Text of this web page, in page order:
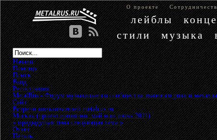
О проекте
лейблы
стили
музыка
Начало
Помощь
Поиск
Вход
Регистрация
MetalRus - Форум музыкального сообщества тяжелого рока и металла
Сайт»
Встречи пользователей metalrus.ru»
Москва (ориентировочно: май или июнь 2011)
« предыдущая тема следующая тема »
Ответ
Печать